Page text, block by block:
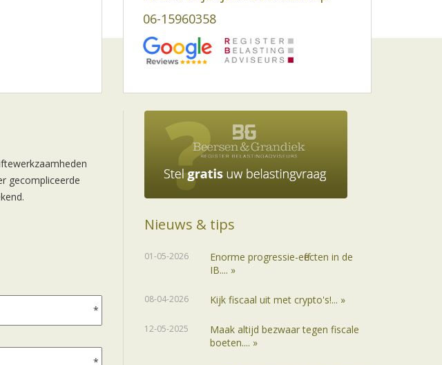
06-15960358
gecompliceerde
Nieuws & tips
01-05-2026
Enorme progressie-effecten in de
IB.... »
08-04-2026 Kijk fiscaal uit met crypto's!... »
12-05-2025
Maak altijd bezwaar tegen fiscale
boeten.... »